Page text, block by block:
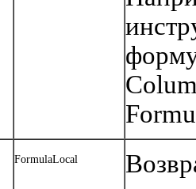
FormulaLocal